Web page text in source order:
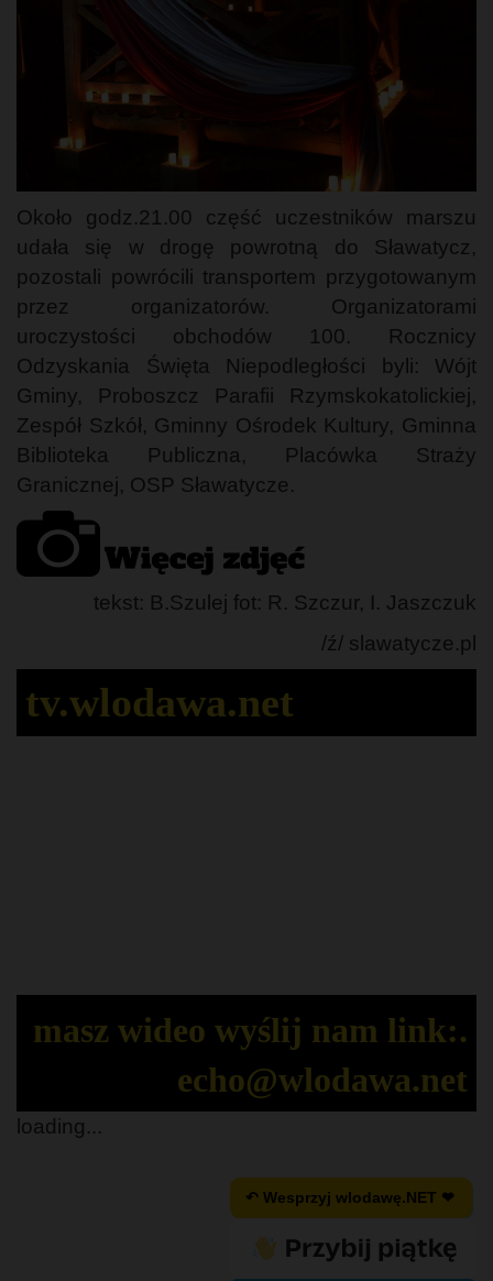
Około godz.21.00 część uczestników marszu
udała się w drogę powrotną do Sławatycz,
pozostali powrócili transportem przygotowanym
przez organizatorów. Organizatorami
uroczystości obchodów 100. Rocznicy
Odzyskania Święta Niepodległości byli: Wójt
Gminy, Proboszcz Parafii Rzymskokatolickiej,
Zespół Szkół, Gminny Ośrodek Kultury, Gminna
Biblioteka Publiczna, Placówka Straży
Granicznej, OSP Sławatycze.
tekst: B.Szulej fot: R. Szczur, I. Jaszczuk
/ź/ slawatycze.pl
tv.wlodawa.net
masz wideo wyślij nam link:.
echo@wlodawa.net
loading...
↶ Wesprzyj wlodawę.NET ❤